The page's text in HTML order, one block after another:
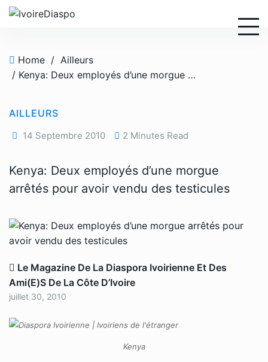
Home / Ailleurs
/ Kenya: Deux employés d’une morgue arrêtés pour avoir vendu des testicules
AILLEURS
14 Septembre 2010 2 Minutes Read
Kenya: Deux employés d’une morgue
arrêtés pour avoir vendu des testicules
Le Magazine De La Diaspora Ivoirienne Et Des
Ami(e)s De La Côte D’Ivoire
juillet 30, 2010
Kenya